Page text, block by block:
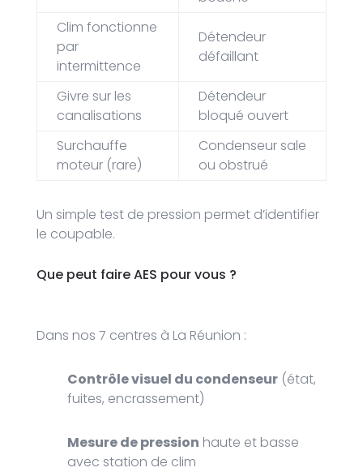
Clim fonctionne
par
intermittence
Détendeur
défaillant
Givre sur les
canalisations
Détendeur
bloqué ouvert
Surchauffe
moteur (rare)
Condenseur sale
ou obstrué
Un simple test de pression permet d’identifier
le coupable.
Que peut faire AES pour vous ?
Dans nos 7 centres à La Réunion :
Contrôle visuel du condenseur(état,
fuites, encrassement)
Mesure de pression haute et basse
avec station de clim